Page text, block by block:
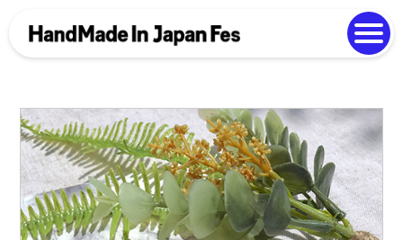
Photo Gallery
EN 中文